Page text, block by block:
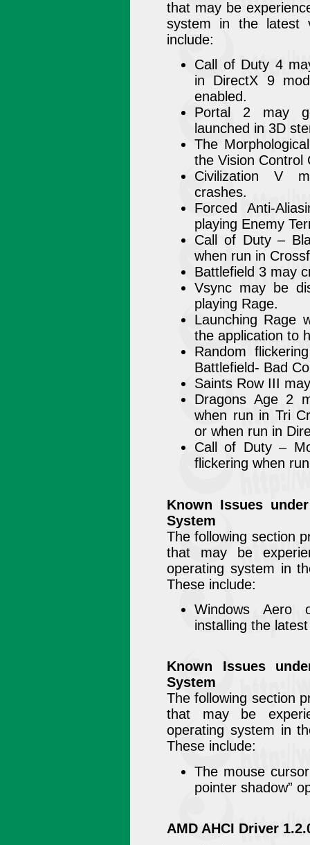
that may be
system in the latest
include:
Call of Duty 4
in DirectX 9
enabled.
Portal 2 may
launched in 3D
The
the Vision Control
Civilization V
crashes.
Forced Anti-
playing Enemy
Call of Duty –
when run in
Battlefield 3 may
Vsync may be
playing Rage.
Launching Rage
the application to
Random
Battlefield- Bad
Saints Row III
Dragons Age 2
when run in Tri
or when run in
Call of Duty –
flickering when
Known Issues
System
The following section
that may be
operating system in
These include:
Windows Aero
installing the
Known Issues
System
The following section
that may be
operating system in
These include:
The mouse
pointer shadow”
AMD AHCI Driver